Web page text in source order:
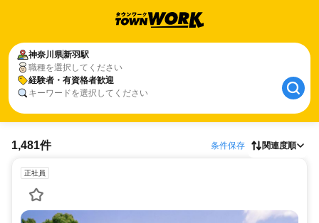
神奈川県新羽駅
職種を選択してください
経験者・有資格者歓迎
キーワードを選択してください
1,481件 条件保存 関連度順
正社員